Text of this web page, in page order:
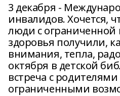
3 декабря -
инвалидов. Хочется,
люди с
здоровья получили,
внимания, тепла,
октября в детской
встреча с родителями
ограниченными